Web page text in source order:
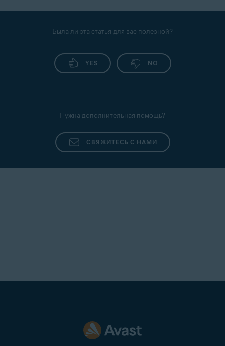
Была ли эта статья для вас полезной?
YES NO
Нужна дополнительная помощь?
СВЯЖИТЕСЬ С НАМИ